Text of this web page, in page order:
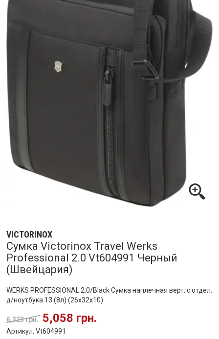
VICTORINOX
Сумка Victorinox Travel Werks
Professional 2.0 Vt604991 Черный
(Швейцария)
WERKS PROFESSIONAL 2.0/Black Сумка наплечная верт. с отдел.
д/ноутбука 13 (8л) (26x32x10)
6,323 грн. 5,058 грн.
Артикул: Vt604991